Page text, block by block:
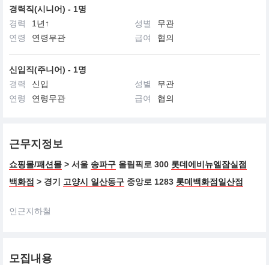
경력직(시니어) - 1명
경력
1년↑ 성별
무관
연령
연령무관 급여 협의
신입직(주니어) - 1명
경력
신입 성별
무관
연령
연령무관 급여 협의
근무지정보
쇼핑몰/패션몰 > 서울 송파구 올림픽로 300 롯데에비뉴엘잠실점
백화점 > 경기 고양시 일산동구 중앙로 1283 롯데백화점일산점
인근지하철
모집내용